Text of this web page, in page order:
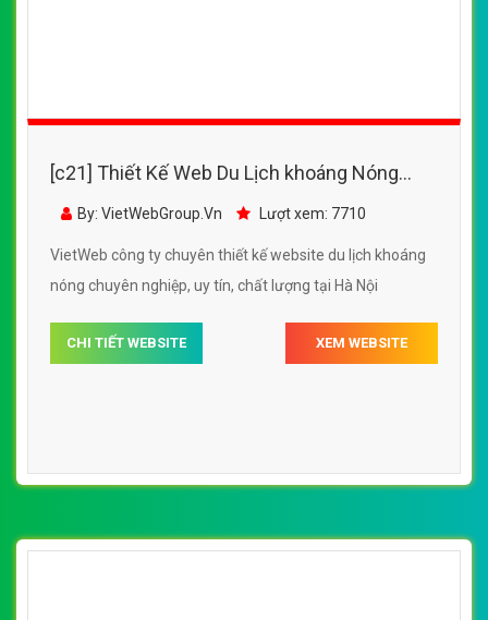
[c21] Thiết Kế Web Du Lịch khoáng Nóng
Alba Hot Springs Resort
By: VietWebGroup.Vn Lượt xem: 7710
VietWeb công ty chuyên thiết kế website du lịch khoáng
nóng chuyên nghiệp, uy tín, chất lượng tại Hà Nội
CHI TIẾT WEBSITE XEM WEBSITE